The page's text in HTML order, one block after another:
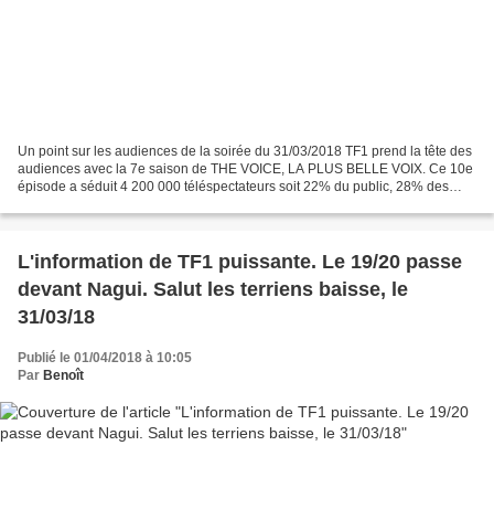
Un point sur les audiences de la soirée du 31/03/2018 TF1 prend la tête des
audiences avec la 7e saison de THE VOICE, LA PLUS BELLE VOIX. Ce 10e
épisode a séduit 4 200 000 téléspectateurs soit 22% du public, 28% des
L'information de TF1 puissante. Le 19/20 passe
devant Nagui. Salut les terriens baisse, le
31/03/18
Publié le 01/04/2018 à 10:05
Par Benoît